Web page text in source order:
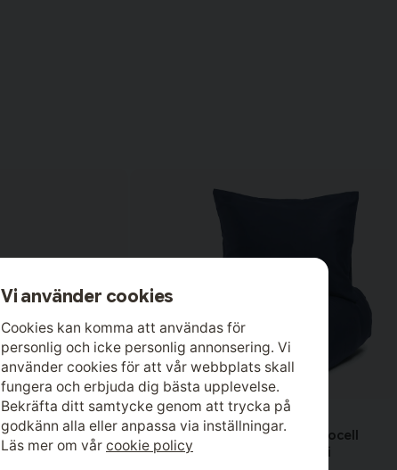
Kosta Linnewäfveri
Örngott Nottingham Percale Lyocell
Marin 50x60 Kosta Linnewäfveri
Vi använder cookies
Cookies kan komma att användas för
personlig och icke personlig annonsering. Vi
använder cookies för att vår webbplats skall
fungera och erbjuda dig bästa upplevelse.
Bekräfta ditt samtycke genom att trycka på
godkänn alla eller anpassa via inställningar.
Läs mer om vår cookie policy